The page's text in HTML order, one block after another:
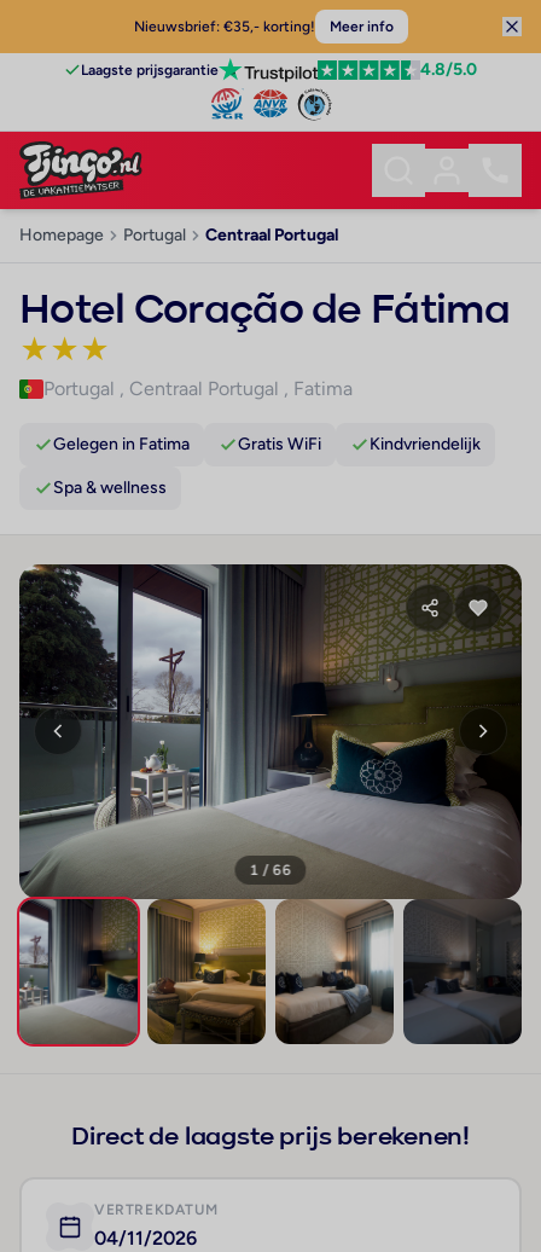
Nieuwsbrief: €35,- korting! Meer info
Laagste prijsgarantie 4.8/5.0
Homepage Portugal Centraal Portugal
Hotel Coração de Fátima
★★★
Portugal , Centraal Portugal , Fatima
Gelegen in Fatima Gratis WiFi Kindvriendelijk
Spa & wellness
1 / 66
Direct de laagste prijs berekenen!
VERTREKDATUM
04/11/2026